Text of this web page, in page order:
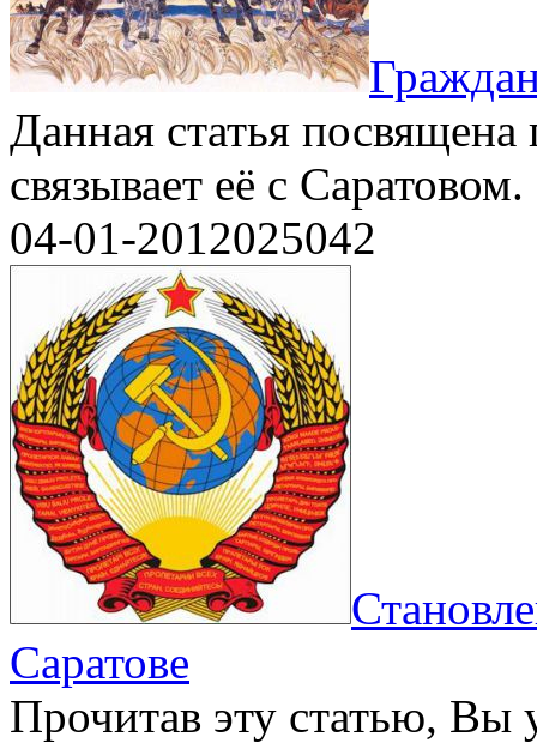
Данная статья
связывает её с
04-01-2012025042
Саратове
Прочитав эту статью, Вы